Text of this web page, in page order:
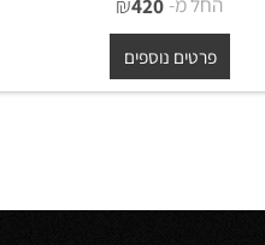
כיור חרס 9846 מעוצב 62/42/16